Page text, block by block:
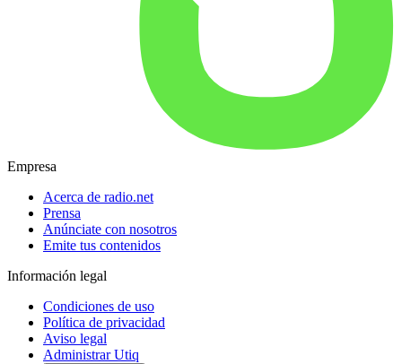
Empresa
Acerca de radio.net
Prensa
Anúnciate con nosotros
Emite tus contenidos
Información legal
Condiciones de uso
Política de privacidad
Aviso legal
Administrar Utiq